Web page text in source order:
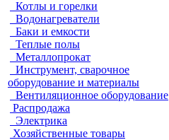
Котлы и горелки
Водонагреватели
Баки и емкости
Теплые полы
Металлопрокат
Инструмент, сварочное
оборудование и материалы
Вентиляционное оборудование
Распродажа
Электрика
Хозяйственные товары